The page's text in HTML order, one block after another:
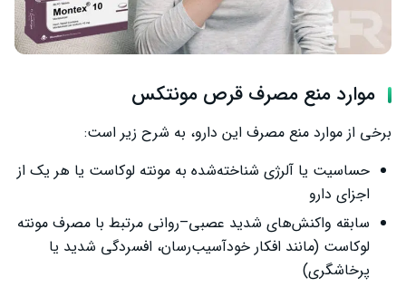
موارد منع مصرف قرص مونتکس
برخی از موارد منع مصرف این دارو، به شرح زیر است:
حساسیت یا آلرژی شناخته‌شده به مونته لوکاست یا هر یک از
اجزای دارو
سابقه واکنش‌های شدید عصبی–روانی مرتبط با مصرف مونته
لوکاست (مانند افکار خودآسیب‌رسان، افسردگی شدید یا
پرخاشگری)